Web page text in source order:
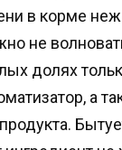
в корме
не
долях
а